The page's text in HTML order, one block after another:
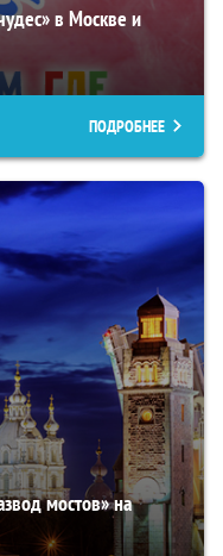
в Москве и
ПОДРОБНЕЕ
мостов» на